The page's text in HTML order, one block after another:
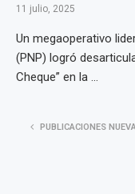
11 julio, 2025
Un megaoperativo
(PNP) logró
Cheque” en la ...
PUBLICACIONES